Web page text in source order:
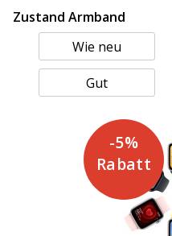
Zustand Armband
Wie neu
Gut
-5%
Rabatt